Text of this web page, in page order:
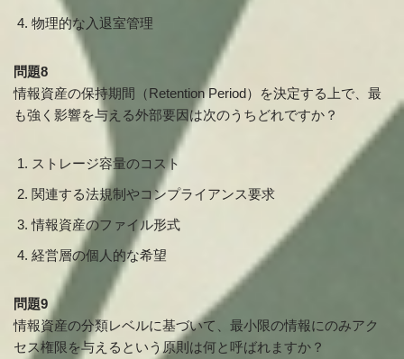
物理的な入退室管理
問題8
情報資産の保持期間（Retention Period）を決定する上で、最
も強く影響を与える外部要因は次のうちどれですか？
ストレージ容量のコスト
関連する法規制やコンプライアンス要求
情報資産のファイル形式
経営層の個人的な希望
問題9
情報資産の分類レベルに基づいて、最小限の情報にのみアク
セス権限を与えるという原則は何と呼ばれますか？